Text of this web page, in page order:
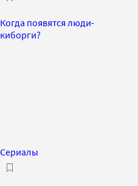
Когда появятся люди-
киборги?
Сериалы